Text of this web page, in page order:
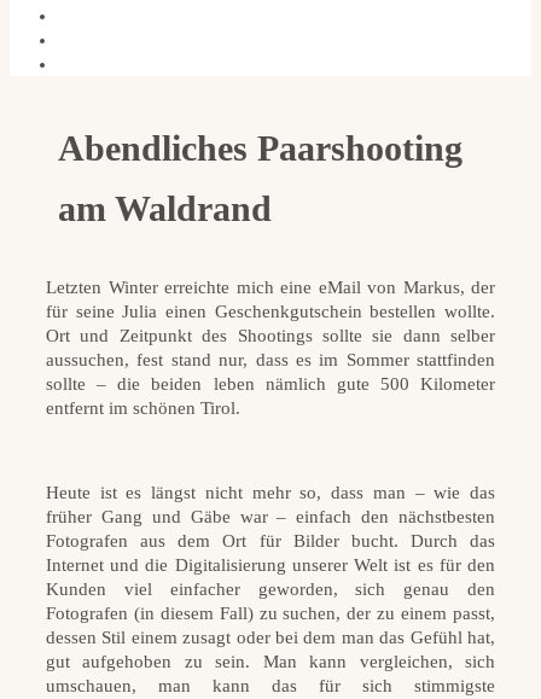
Abendliches Paarshooting
am Waldrand
Letzten Winter erreichte mich eine eMail von Markus, der
für seine Julia einen Geschenkgutschein bestellen wollte.
Ort und Zeitpunkt des Shootings sollte sie dann selber
aussuchen, fest stand nur, dass es im Sommer stattfinden
sollte – die beiden leben nämlich gute 500 Kilometer
entfernt im schönen Tirol.
Heute ist es längst nicht mehr so, dass man – wie das
früher Gang und Gäbe war – einfach den nächstbesten
Fotografen aus dem Ort für Bilder bucht. Durch das
Internet und die Digitalisierung unserer Welt ist es für den
Kunden viel einfacher geworden, sich genau den
Fotografen (in diesem Fall) zu suchen, der zu einem passt,
dessen Stil einem zusagt oder bei dem man das Gefühl hat,
gut aufgehoben zu sein. Man kann vergleichen, sich
umschauen, man kann das für sich stimmigste